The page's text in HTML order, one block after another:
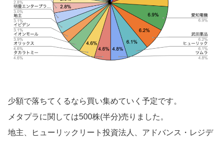
少額で落ちてくるなら買い集めていく予定です。
メタプラに関しては500株(半分)売りました。
地主、ヒューリックリート投資法人、アドバンス・レジデ